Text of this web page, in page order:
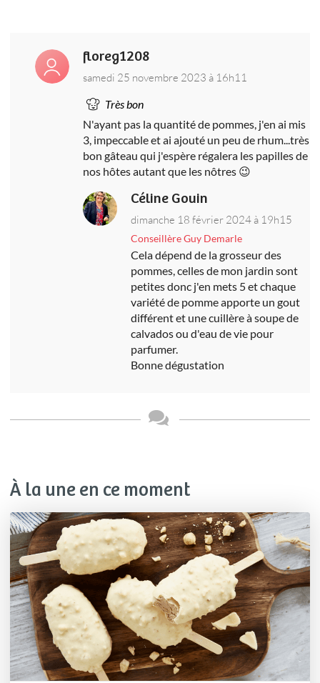
floreg1208
samedi 25 novembre 2023 à 16h11
Très bon
N'ayant pas la quantité de pommes, j'en ai mis
3, impeccable et ai ajouté un peu de rhum...très
bon gâteau qui j'espère régalera les papilles de
nos hôtes autant que les nôtres 😉
Céline Gouin
dimanche 18 février 2024 à 19h15
Conseillère Guy Demarle
Cela dépend de la grosseur des
pommes, celles de mon jardin sont
petites donc j'en mets 5 et chaque
variété de pomme apporte un gout
différent et une cuillère à soupe de
calvados ou d'eau de vie pour
parfumer.
Bonne dégustation
À la une en ce moment